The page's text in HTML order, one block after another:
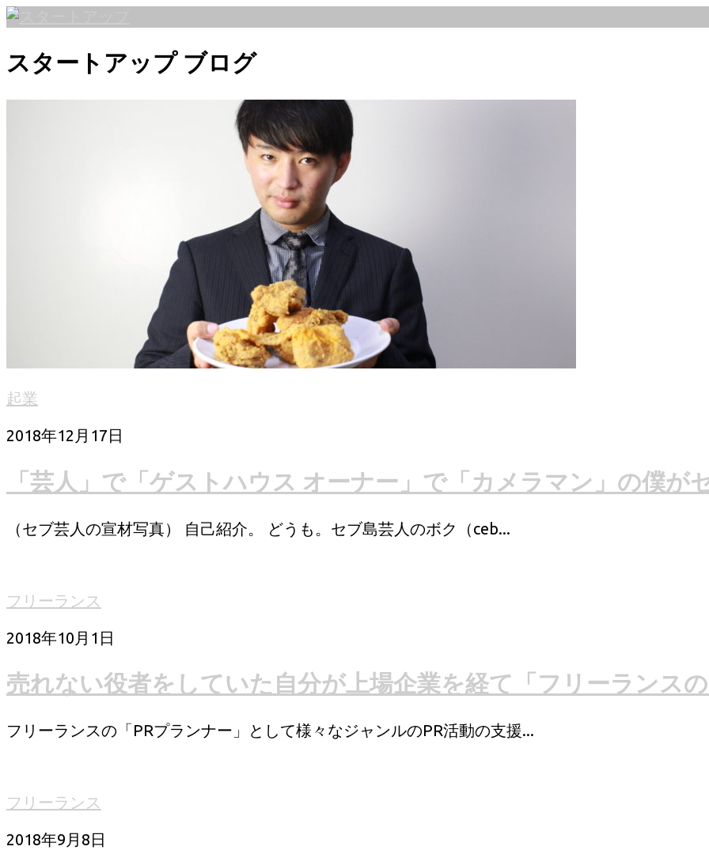
コ
テ
ツ
スタートアップ ブログ
起業
2018年12月17日
「芸人」で「ゲストハウス オーナー」で「カメラマン」の僕が
（セブ芸人の宣材写真） 自己紹介。 どうも。セブ島芸人のボク（ceb...
フリーランス
2018年10月1日
売れない役者をしていた自分が上場企業を経て「フリーランス
フリーランスの「PRプランナー」として様々なジャンルのPR活動の支援...
フリーランス
2018年9月8日